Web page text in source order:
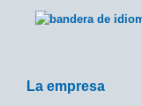
La empresa